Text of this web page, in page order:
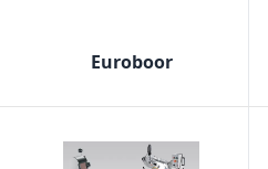
Euroboor